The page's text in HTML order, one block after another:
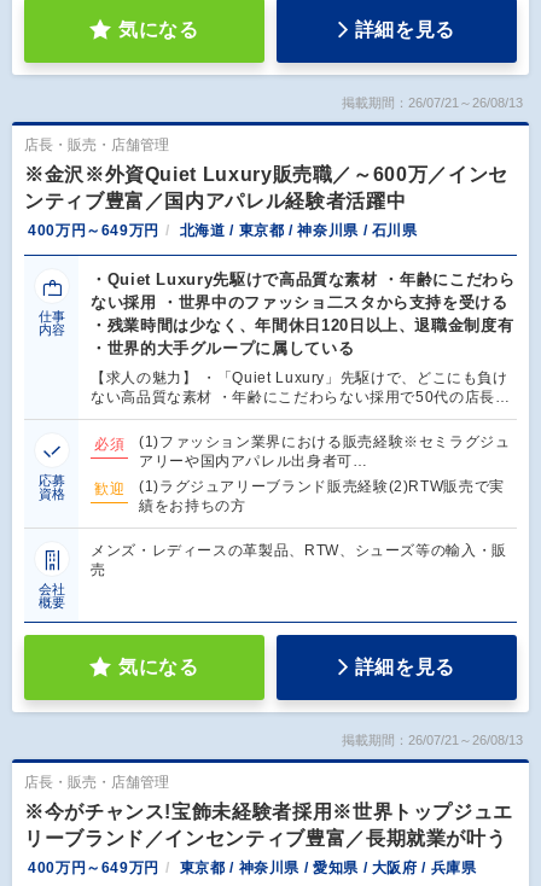
気になる 詳細を見る
掲載期間：26/07/21～26/08/13
店長・販売・店舗管理
※金沢※外資Quiet Luxury販売職／～600万／インセ
ンティブ豊富／国内アパレル経験者活躍中
400万円～649万円 北海道 / 東京都 / 神奈川県 / 石川県
仕事
内容
・Quiet Luxury先駆けで高品質な素材 ・年齢にこだわら
ない採用 ・世界中のファッショ二スタから支持を受ける
・残業時間は少なく、年間休日120日以上、退職金制度有
・世界的大手グループに属している
【求人の魅力】 ・「Quiet Luxury」先駆けで、どこにも負け
ない高品質な素材 ・年齢にこだわらない採用で50代の店長…
応募
資格
必須
(1)ファッション業界における販売経験※セミラグジュ
アリーや国内アパレル出身者可…
歓迎
(1)ラグジュアリーブランド販売経験(2)RTW販売で実
績をお持ちの方
会社
概要
メンズ・レディースの革製品、RTW、シューズ等の輸入・販
売
気になる 詳細を見る
掲載期間：26/07/21～26/08/13
店長・販売・店舗管理
※今がチャンス!宝飾未経験者採用※世界トップジュエ
リーブランド／インセンティブ豊富／長期就業が叶う
400万円～649万円 東京都 / 神奈川県 / 愛知県 / 大阪府 / 兵庫県